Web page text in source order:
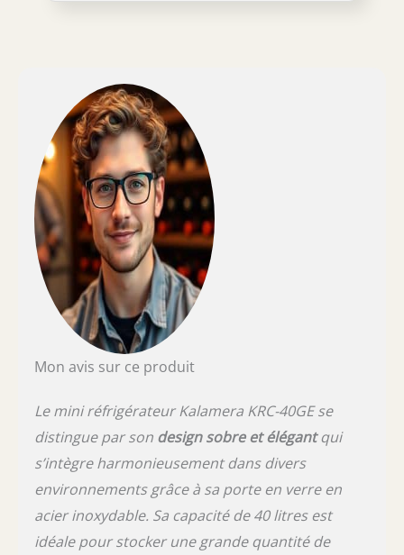
visuellement, le boîtier noir du réfrigérateur
à boissons avec porte en verre est très beau.
L'éclairage intérieur LED bleu vous permet de
voir immédiatement qu'il y a assez de bière
dans le réfrigérateur, et donne à la porte
vitrée du mini-réfrigérateur et donc à toute la
pièce une atmosphère supplémentaire.
Dimensions compactes: le réfrigérateur
autoportant avec porte en verre de 68 litres a
suffisamment d'espace pour les boissons, sur
les 4 plateaux chromés réglables en hauteur,
vous pouvez organiser différentes tailles de
bouteilles, les boissons sont bien fraîches.
Kalamera: En tant que fabricant, nos valeurs
fondamentales sont de fournir un
réfrigérateur de haute qualité pour refroidir
chacun puisse profiter d'un moment de
détente et de bonheur. -
Mon avis sur ce produit
Le mini réfrigérateur Kalamera KRC-40GE se
distingue par son design sobre et élégantqui
s’intègre harmonieusement dans divers
environnements grâce à sa porte en verre en
acier inoxydable. Sa capacité de 40 litres est
idéale pour stocker une grande quantité de